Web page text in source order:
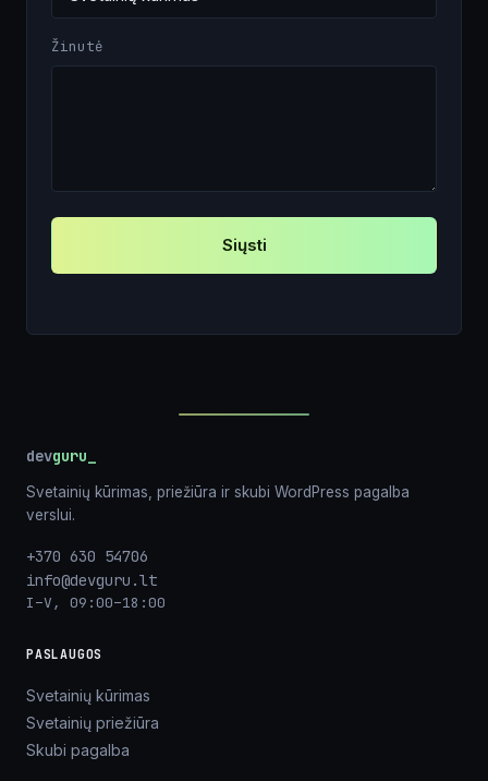
Žinutė
Siųsti
devguru
Svetainių kūrimas, priežiūra ir skubi WordPress pagalba
verslui.
+370 630 54706
info@devguru.lt
I–V, 09:00–18:00
PASLAUGOS
Svetainių kūrimas
Svetainių priežiūra
Skubi pagalba